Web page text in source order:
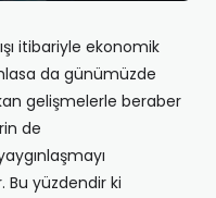
itibariyle ekonomik
da günümüzde
gelişmelerle beraber
de
Bu yüzdendir ki